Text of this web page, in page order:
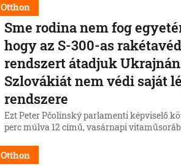
Otthon
Sme rodina nem fog
hogy az S-300-as
rendszert átadjuk
Szlovákiát nem védi saját
rendszere
Ezt Peter Pčolinský parlamenti képviselő
perc múlva 12 című, vasárnapi
Otthon